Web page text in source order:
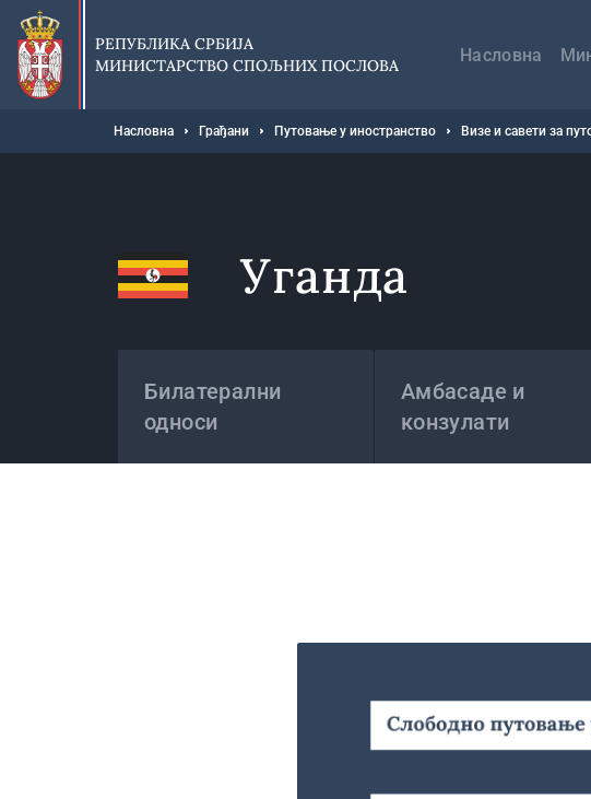
Прескочи
главни
део
садржаја
РЕПУБЛИКА СРБИЈА
МИНИСТАРСТВО СПОЉНИХ ПОСЛОВА
навигација
Насловна
Мрвице
Насловна Грађани Путовање у иностранство Визе и савети за
Уганда
Билатерални
односи
Амбасаде и
конзулати